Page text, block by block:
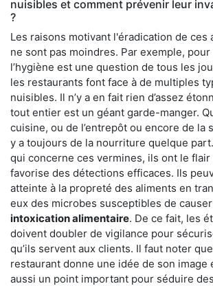
nuisibles et comment prévenir leur
?
Les raisons motivant l'éradication de ces
ne sont pas moindres. Par exemple,
l’hygiène est une question de tous les
les restaurants font face à de multiples
nuisibles. Il n’y a en fait rien d’assez
tout entier est un géant garde-manger.
cuisine, ou de l’entrepôt ou encore de la
y a toujours de la nourriture quelque part.
qui concerne ces vermines, ils ont le
favorise des détections efficaces. Ils
atteinte à la propreté des aliments en
eux des microbes susceptibles de causer
intoxication alimentaire. De ce fait, les
doivent doubler de vigilance pour
qu’ils servent aux clients. Il faut noter que
restaurant donne une idée de son image
aussi un point important pour séduire